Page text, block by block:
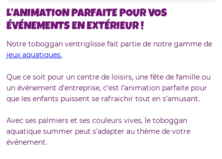
L’ANIMATION PARFAITE POUR VOS
ÉVÉNEMENTS EN EXTÉRIEUR !
Notre toboggan ventriglisse fait partie de notre gamme de
jeux aquatiques.
Que ce soit pour un centre de loisirs, une fête de famille ou
un événement d’entreprise, c’est l’animation parfaite pour
que les enfants puissent se rafraichir tout en s’amusant.
Avec ses palmiers et ses couleurs vives, le toboggan
aquatique summer peut s’adapter au thème de votre
événement.